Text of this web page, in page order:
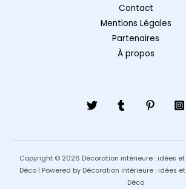
Contact
Mentions Légales
Partenaires
À propos
Copyright © 2026 Décoration intérieure : idées
Déco | Powered by Décoration intérieure : idées
Déco